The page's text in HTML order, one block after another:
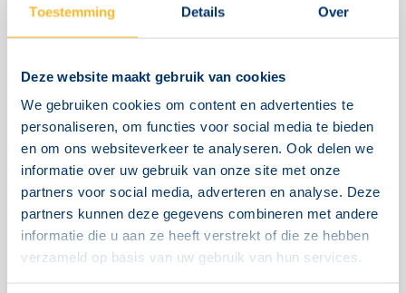
Toestemming Details Over
Deze website maakt gebruik van cookies
We gebruiken cookies om content en advertenties te
personaliseren, om functies voor social media te bieden
en om ons websiteverkeer te analyseren. Ook delen we
informatie over uw gebruik van onze site met onze
partners voor social media, adverteren en analyse. Deze
partners kunnen deze gegevens combineren met andere
informatie die u aan ze heeft verstrekt of die ze hebben
verzameld op basis van uw gebruik van hun services.
heb ik dat weekend ook de VCA e-learning
doorlopen. Ik ben met vlag en wimpel geslaagd!”
Anne
INTERCEDENT